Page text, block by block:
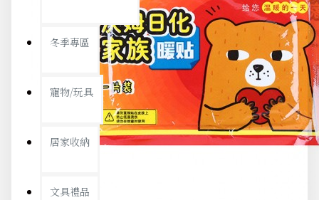
冬季專區
寵物/玩具
居家收納
文具禮品